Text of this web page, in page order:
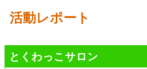
活動レポート
とくわっこサロン